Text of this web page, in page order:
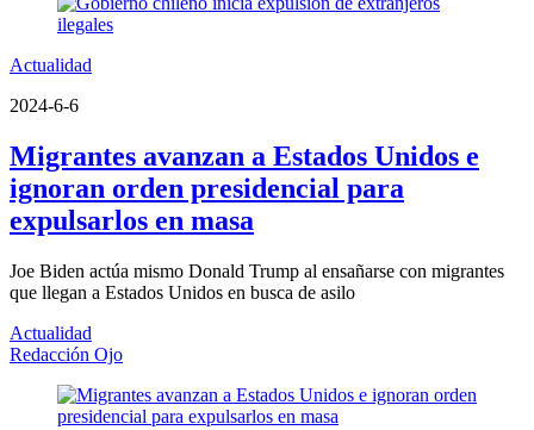
Actualidad
2024-6-6
Migrantes avanzan a Estados Unidos e
ignoran orden presidencial para
expulsarlos en masa
Joe Biden actúa mismo Donald Trump al ensañarse con migrantes
que llegan a Estados Unidos en busca de asilo
Actualidad
Redacción Ojo